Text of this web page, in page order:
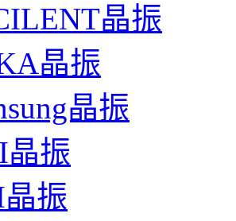
晶振
晶振
晶振
振
振